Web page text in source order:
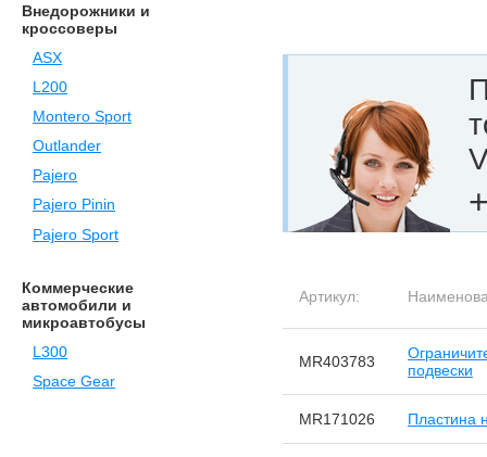
Внедорожники и
кроссоверы
ASX
L200
Montero Sport
Outlander
Pajero
Pajero Pinin
Pajero Sport
Коммерческие
автомобили и
микроавтобусы
L300
Space Gear
Артикул:
MR403783
подвески
MR171026 Пластина